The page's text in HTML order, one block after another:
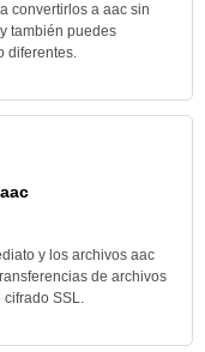
convertirlos a aac sin
también puedes
diferentes.
y los archivos aac
de archivos
SSL.